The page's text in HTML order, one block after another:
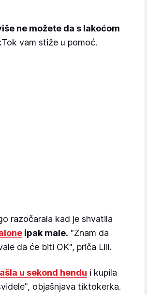
ne možete da s lakoćom
vam stiže u pomoć.
razočarala kad je shvatila
ipak male. "Znam da
da će biti OK", priča Lili.
u sekond hendu i kupila
objašnjava tiktokerka.